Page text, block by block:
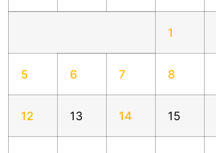
1
5 6 7 8
12 13 14 15